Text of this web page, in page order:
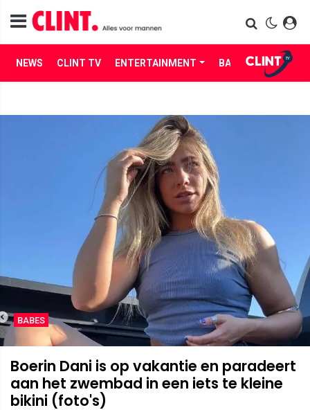
NEWS CLINT TV ENTERTAINMENT BABES LIFE
BABES
Boerin Dani is op vakantie en paradeert
aan het zwembad in een iets te kleine
bikini (foto's)